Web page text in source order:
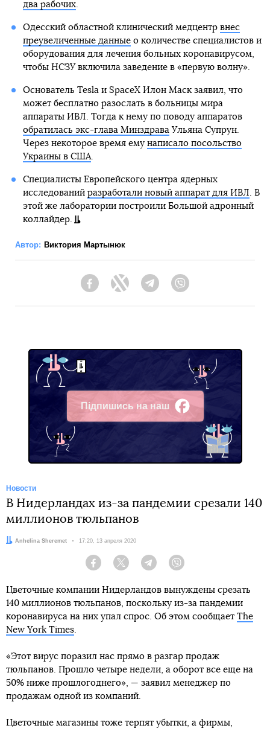
два рабочих.
Одесский областной клинический медцентр внес
преувеличенные данныео количестве специалистов и
оборудования для лечения больных коронавирусом,
чтобы НСЗУ включила заведение в «первую волну».
Основатель Tesla и SpaceX Илон Маск заявил, что
может бесплатно разослать в больницы мира
аппараты ИВЛ. Тогда к нему по поводу аппаратов
обратилась экс-глава МинздраваУльяна Супрун.
Через некоторое время ему написало посольство
Украины в США.
Специалисты Европейского центра ядерных
исследований разработали новый аппарат для ИВЛ. В
этой же лаборатории построили Большой адронный
коллайдер.
Автор: Виктория Мартынюк
FacebookTwitter Telegram
Підпишись на наш
Facebook
Новости
В Нидерландах из-за пандемии срезали 140
миллионов тюльпанов
Автор:
Anhelina Sheremet Дата:
17:20, 13 апреля 2020
Facebook Twitter Telegram
Цветочные компании Нидерландов вынуждены срезать
140 миллионов тюльпанов, поскольку из-за пандемии
коронавируса на них упал спрос. Об этом сообщает The
New York Times.
«Этот вирус поразил нас прямо в разгар продаж
тюльпанов. Прошло четыре недели, а оборот все еще на
50% ниже прошлогоднего», — заявил менеджер по
продажам одной из компаний.
Цветочные магазины тоже терпят убытки, а фирмы,